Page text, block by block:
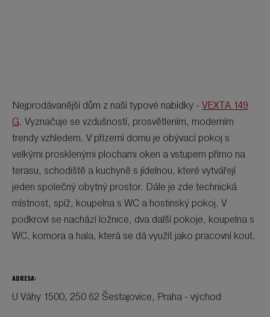
Nejprodávanější dům z naší typové nabídky - VEXTA 149
G . Vyznačuje se vzdušností, prosvětlením, moderním
trendy vzhledem. V přízemí domu je obývací pokoj s
velkými prosklenými plochami oken a vstupem přímo na
terasu, schodiště a kuchyně s jídelnou, které vytvářejí
jeden společný obytný prostor. Dále je zde technická
místnost, spíž, koupelna s WC a hostinský pokoj. V
podkroví se nachází ložnice, dva další pokoje, koupelna s
WC, komora a hala, která se dá využít jako pracovní kout.
ADRESA:
U Váhy 1500, 250 62 Šestajovice, Praha - východ